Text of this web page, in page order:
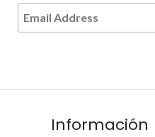
Información